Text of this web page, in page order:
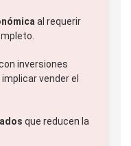
al requerir
inversiones
vender el
que reducen la